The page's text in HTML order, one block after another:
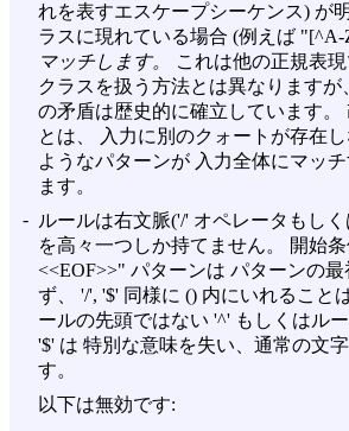
れを表すエスケープシーケンス) が
ラスに現れている場合 (例えば "[^A-
マッチします。
これは他の正規表
クラスを扱う方法とは異なりますが
の矛盾は歴史的に確立しています。
とは、 入力に別のクォートが存在
ようなパターンが 入力全体にマッ
ます。
- ルールは右文脈('/' オペレータもし
を高々一つしか持てません。 開始
<<EOF>>" パターンは パターンの
ず、 '/', '$' 同様に () 内にいれること
ールの先頭ではない '^' もしくはル
'$' は 特別な意味を失い、通常の文
す。
以下は無効です: